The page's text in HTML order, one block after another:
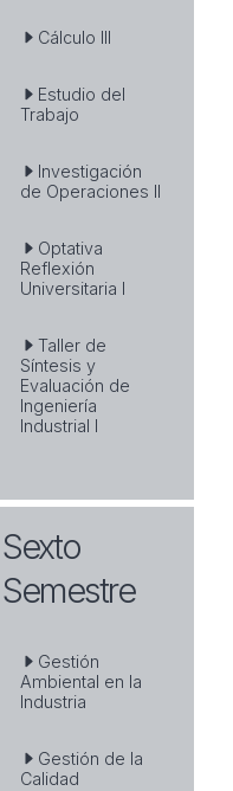
Cálculo III
Estudio del
Trabajo
Investigación
de Operaciones II
Optativa
Reflexión
Universitaria I
Taller de
Síntesis y
Evaluación de
Ingeniería
Industrial I
Sexto
Semestre
Gestión
Ambiental en la
Industria
Gestión de la
Calidad